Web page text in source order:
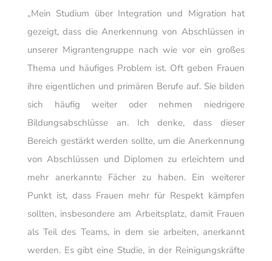
„Mein Studium über Integration und Migration hat
gezeigt, dass die Anerkennung von Abschlüssen in
unserer Migrantengruppe nach wie vor ein großes
Thema und häufiges Problem ist. Oft geben Frauen
ihre eigentlichen und primären Berufe auf. Sie bilden
sich häufig weiter oder nehmen niedrigere
Bildungsabschlüsse an. Ich denke, dass dieser
Bereich gestärkt werden sollte, um die Anerkennung
von Abschlüssen und Diplomen zu erleichtern und
mehr anerkannte Fächer zu haben. Ein weiterer
Punkt ist, dass Frauen mehr für Respekt kämpfen
sollten, insbesondere am Arbeitsplatz, damit Frauen
als Teil des Teams, in dem sie arbeiten, anerkannt
werden. Es gibt eine Studie, in der Reinigungskräfte